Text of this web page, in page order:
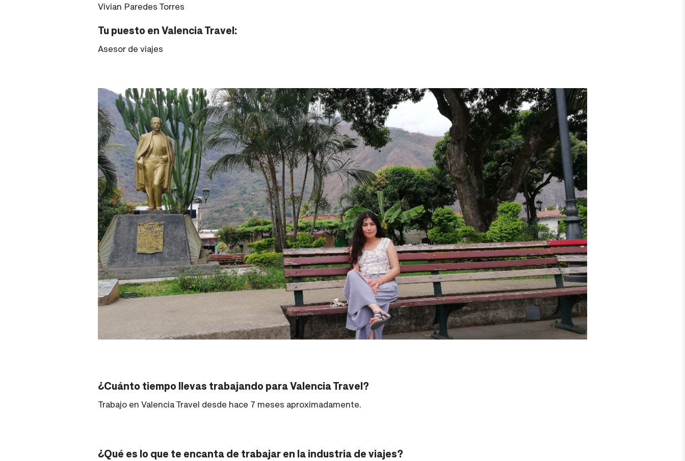
Vivian Paredes Torres
Tu puesto en Valencia Travel:
Asesor de viajes
¿Cuánto tiempo llevas trabajando para Valencia Travel?
Trabajo en Valencia Travel desde hace 7 meses aproximadamente.
¿Qué es lo que te encanta de trabajar en la industria de viajes?